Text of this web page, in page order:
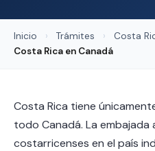
Inicio › Trámites › Costa
Costa Rica en Canadá
Costa Rica tiene
todo Canadá. La
costarricenses en el país